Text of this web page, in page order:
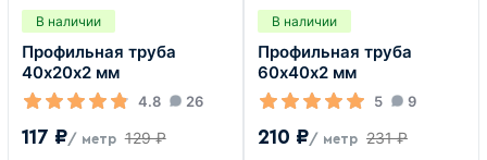
В наличии
Профильная труба
40х20х2 мм
4.8 26
117 ₽/ метр 129 ₽
В наличии
Профильная труба
60х40х2 мм
5 9
210 ₽/ метр 231 ₽